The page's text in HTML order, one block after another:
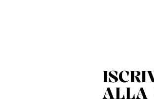
ALLA